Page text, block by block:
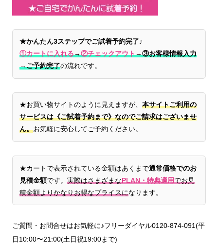
★かんたん3ステップでご試着予約完了♪
①カートに入れる→②チェックアウト→③お客様情報入力
→ご予約完了の流れです。
★お買い物サイトのように見えますが、 本サイトご利用の
サービスは《ご試着予約まで》なのでご請求はございませ
ん。お気軽に安心してご予約ください。
★カートで表示されている金額はあくまで通常価格でのお
見積金額です。 実際はさまざまなPLAN・特典適用でお見
積金額よりかなりお得なプライスになります。
ご質問・お問合せはお気軽に♪フリーダイヤル0120-874-091(平
日10:00〜21:00(土日祝19:00まで)